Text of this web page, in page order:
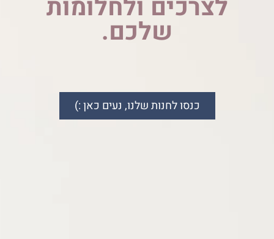
לצרכים ולחלומות
שלכם.
כנסו לחנות שלנו, נעים כאן :)